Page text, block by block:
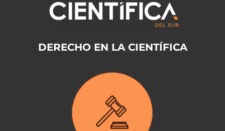
DERECHO EN LA CIENTÍFICA